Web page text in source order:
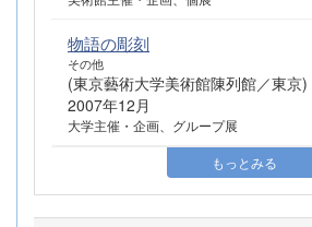
物語の彫刻
その他
(東京藝術大学美術館陳列館／東京
2007年12月
大学主催・企画、グループ展
もっとみる